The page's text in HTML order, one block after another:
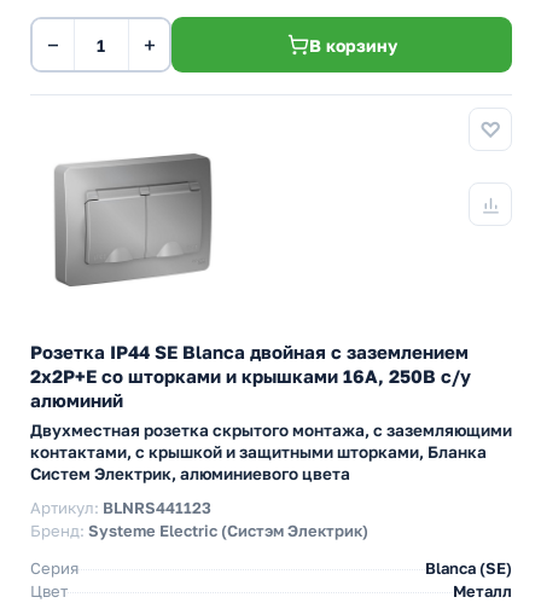
− + В корзину
Розетка IP44 SE Blanca двойная с заземлением
2x2Р+Е со шторками и крышками 16А, 250В с/у
алюминий
Двухместная розетка скрытого монтажа, с заземляющими
контактами, с крышкой и защитными шторками, Бланка
Систем Электрик, алюминиевого цвета
Артикул: BLNRS441123
Бренд: Systeme Electric (Систэм Электрик)
Серия
Blanca (SE)
Цвет
Металл